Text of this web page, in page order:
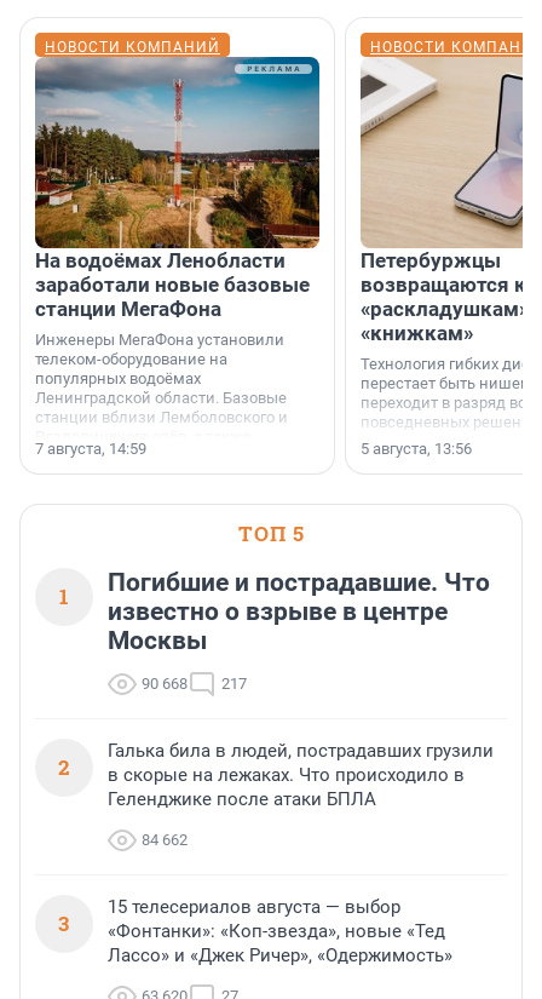
НОВОСТИ КОМПАНИЙ
На водоёмах Ленобласти
заработали новые базовые
станции МегаФона
Инженеры МегаФона установили
телеком-оборудование на
популярных водоёмах
Ленинградской области. Базовые
станции вблизи Лемболовского и
недалеко от Большого Тосненского
водопада.
7 августа, 14:59
НОВОСТИ
Петербуржцы
возвращаются к
«раскладушкам»
«книжкам»
Технология гибких
перестает быть
переходит в разряд
повседневных
5 августа, 13:56
ТОП 5
1
Погибшие и пострадавшие. Что
известно о взрыве в центре
Москвы
90 668 217
2
Галька била в людей, пострадавших грузили
в скорые на лежаках. Что происходило в
Геленджике после атаки БПЛА
84 662
3
15 телесериалов августа — выбор
«Фонтанки»: «Коп-звезда», новые «Тед
Лассо» и «Джек Ричер», «Одержимость»